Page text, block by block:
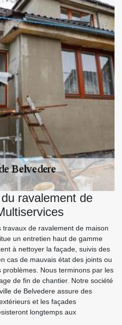
ravalement de
travaux de ravalement de maison
un entretien haut de gamme
à nettoyer la façade, suivis des
cas de mauvais état des joints ou
problèmes. Nous terminons par les
de fin de chantier. Notre société
de Belvedere assure des
et les façades
longtemps aux